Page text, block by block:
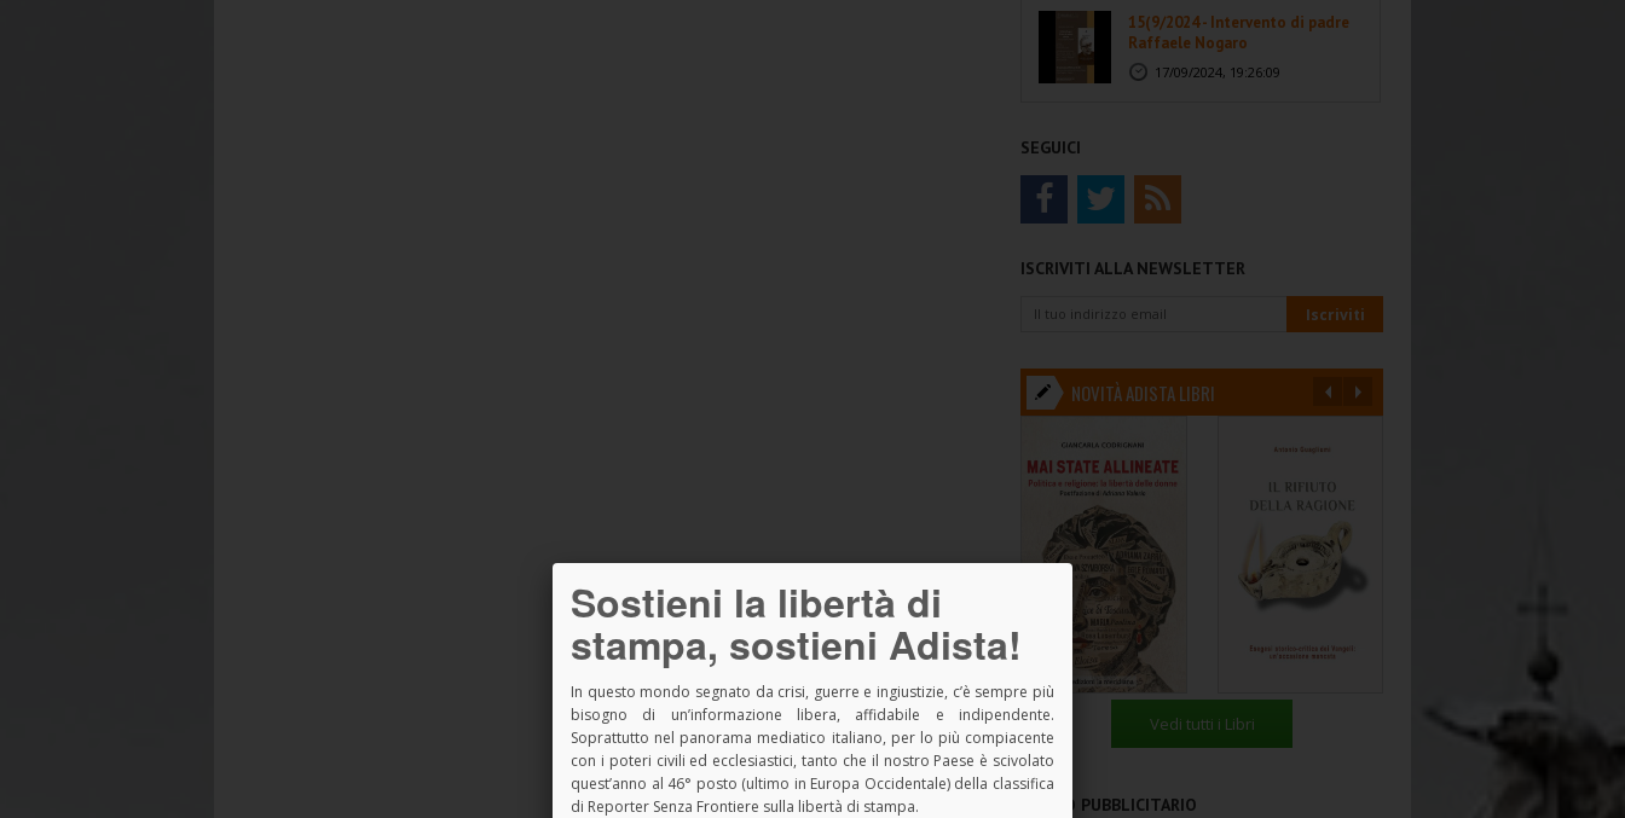
15(9/2024 - Intervento di padre
Raffaele Nogaro
17/09/2024, 19:26:09
SEGUICI
ISCRIVITI ALLA NEWSLETTER
NOVITÀ ADISTA LIBRI
Vedi tutti i Libri
SPAZIO PUBBLICITARIO
Sostieni la libertà di
stampa, sostieni Adista!
In questo mondo segnato da crisi, guerre e ingiustizie, c’è sempre più
bisogno di un’informazione libera, affidabile e indipendente.
Soprattutto nel panorama mediatico italiano, per lo più compiacente
con i poteri civili ed ecclesiastici, tanto che il nostro Paese è scivolato
quest’anno al 46° posto (ultimo in Europa Occidentale) della classifica
di Reporter Senza Frontiere sulla libertà di stampa.